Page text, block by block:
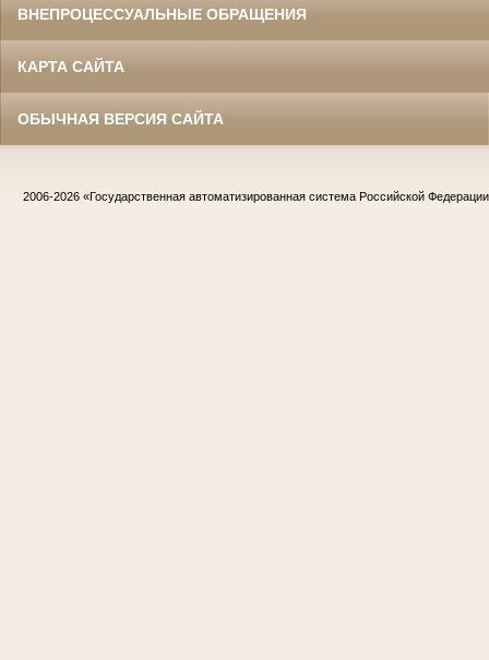
ВНЕПРОЦЕССУАЛЬНЫЕ ОБРАЩЕНИЯ
КАРТА САЙТА
ОБЫЧНАЯ ВЕРСИЯ САЙТА
2006-2026 «Государственная автоматизированная система Российской